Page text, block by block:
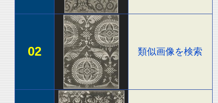
02 類似画像を検索